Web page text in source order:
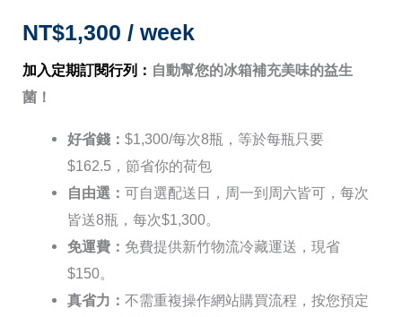
out of 5
based on
ratings
NT$1,300 / week
加入定期訂閱行列： 自動幫您的冰箱補充美味的益生
菌！
好省錢： $1,300/每次8瓶，等於每瓶只要
$162.5，節省你的荷包
自由選： 可自選配送日，周一到周六皆可，每次
皆送8瓶，每次$1,300。
免運費： 免費提供新竹物流冷藏運送，現省
$150。
真省力： 不需重複操作網站購買流程，按您預定